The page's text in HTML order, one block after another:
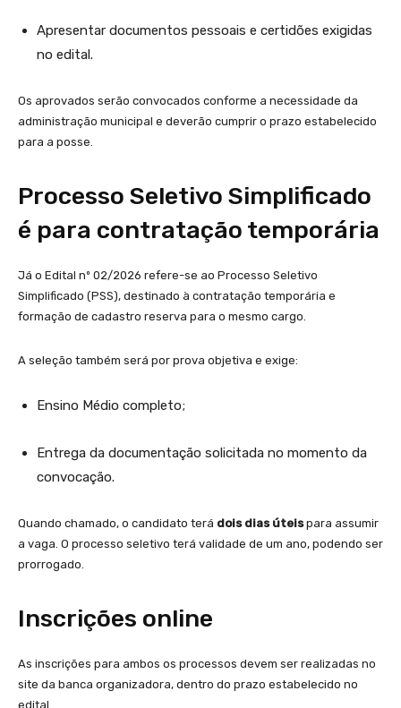
Apresentar documentos pessoais e certidões exigidas
no edital.
Os aprovados serão convocados conforme a necessidade da
administração municipal e deverão cumprir o prazo estabelecido
para a posse.
Processo Seletivo Simplificado
é para contratação temporária
Já o Edital nº 02/2026 refere-se ao Processo Seletivo
Simplificado (PSS), destinado à contratação temporária e
formação de cadastro reserva para o mesmo cargo.
A seleção também será por prova objetiva e exige:
Ensino Médio completo;
Entrega da documentação solicitada no momento da
convocação.
Quando chamado, o candidato terá dois dias úteispara assumir
a vaga. O processo seletivo terá validade de um ano, podendo ser
prorrogado.
Inscrições online
As inscrições para ambos os processos devem ser realizadas no
site da banca organizadora, dentro do prazo estabelecido no
edital.